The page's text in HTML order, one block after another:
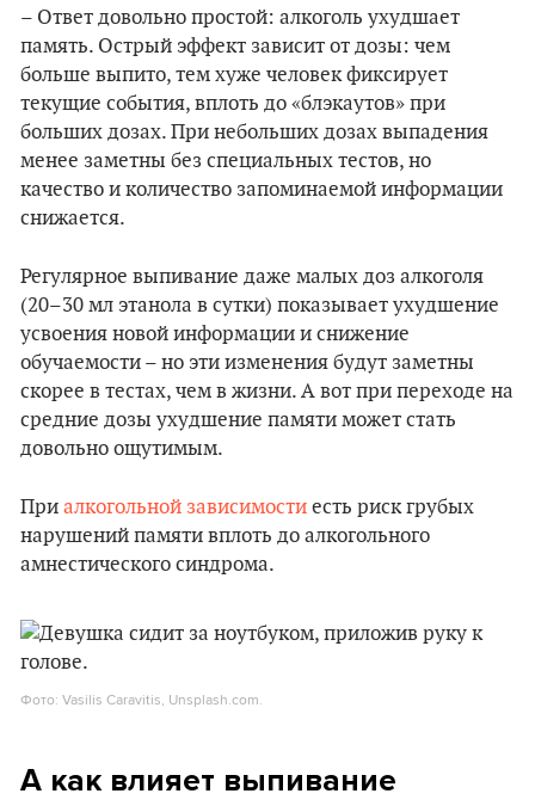
– Ответ довольно простой: алкоголь ухудшает
память. Острый эффект зависит от дозы: чем
больше выпито, тем хуже человек фиксирует
текущие события, вплоть до «блэкаутов» при
больших дозах. При небольших дозах выпадения
менее заметны без специальных тестов, но
качество и количество запоминаемой информации
снижается.
Регулярное выпивание даже малых доз алкоголя
(20–30 мл этанола в сутки) показывает ухудшение
усвоения новой информации и снижение
обучаемости – но эти изменения будут заметны
скорее в тестах, чем в жизни. А вот при переходе на
средние дозы ухудшение памяти может стать
довольно ощутимым.
При алкогольной зависимости есть риск грубых
нарушений памяти вплоть до алкогольного
амнестического синдрома.
Фото: Vasilis Caravitis, Unsplash.com.
А как влияет выпивание